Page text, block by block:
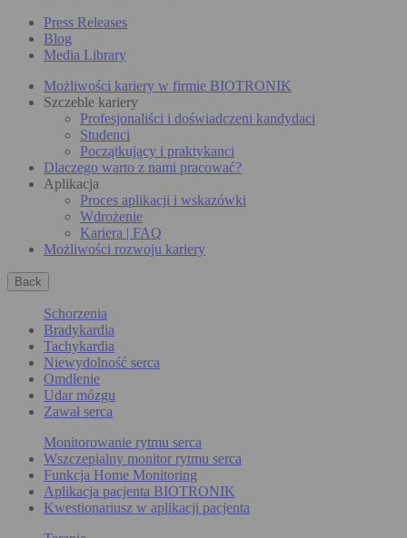
Press Releases
Blog
Media Library
Możliwości kariery w firmie BIOTRONIK
Szczeble kariery
Profesjonaliści i doświadczeni kandydaci
Studenci
Początkujący i praktykanci
Dlaczego warto z nami pracować?
Aplikacja
Proces aplikacji i wskazówki
Wdrożenie
Kariera | FAQ
Możliwości rozwoju kariery
Back
Schorzenia
Bradykardia
Tachykardia
Niewydolność serca
Omdlenie
Udar mózgu
Zawał serca
Monitorowanie rytmu serca
Wszczepialny monitor rytmu serca
Funkcja Home Monitoring
Aplikacja pacjenta BIOTRONIK
Kwestionariusz w aplikacji pacjenta